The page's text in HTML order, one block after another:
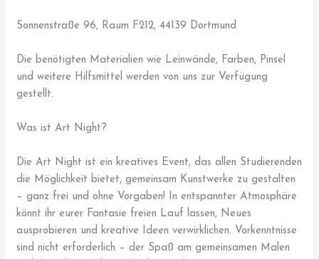
Sonnenstraße 96, Raum F212, 44139 Dortmund
Die benötigten Materialien wie Leinwände, Farben, Pinsel
und weitere Hilfsmittel werden von uns zur Verfügung
gestellt.
Was ist Art Night?
Die Art Night ist ein kreatives Event, das allen Studierenden
die Möglichkeit bietet, gemeinsam Kunstwerke zu gestalten
– ganz frei und ohne Vorgaben! In entspannter Atmosphäre
könnt ihr eurer Fantasie freien Lauf lassen, Neues
ausprobieren und kreative Ideen verwirklichen. Vorkenntnisse
sind nicht erforderlich – der Spaß am gemeinsamen Malen